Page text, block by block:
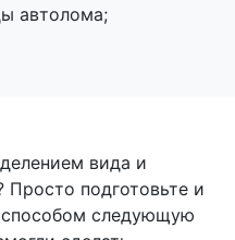
автолома;
вида и
Просто подготовьте и
следующую